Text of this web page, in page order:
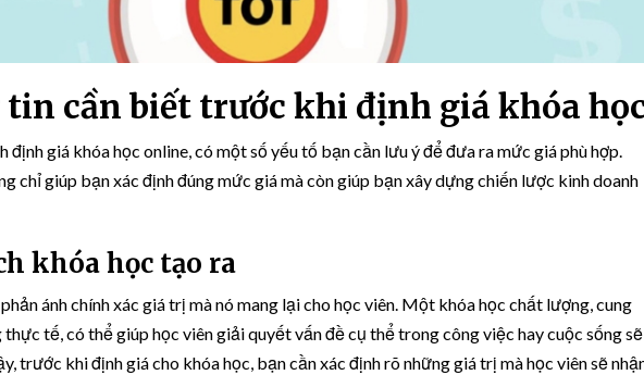
tin cần biết trước khi định giá khóa
định giá khóa học online, có một số yếu tố bạn cần lưu ý để đưa ra mức giá phù hợp.
chỉ giúp bạn xác định đúng mức giá mà còn giúp bạn xây dựng chiến lược kinh doanh
khóa học tạo ra
ánh chính xác giá trị mà nó mang lại cho học viên. Một khóa học chất lượng, cung
tế, có thể giúp học viên giải quyết vấn đề cụ thể trong công việc hay cuộc sống sẽ
trước khi định giá cho khóa học, bạn cần xác định rõ những giá trị mà học viên sẽ